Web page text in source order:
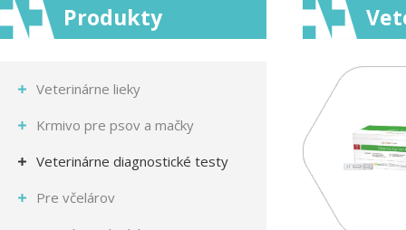
Produkty
Veterinárne lieky
Krmivo pre psov a mačky
Veterinárne diagnostické testy
Pre včelárov